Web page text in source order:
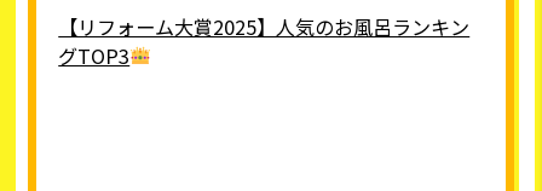
【リフォーム大賞2025】人気のお風呂ランキン
グTOP3